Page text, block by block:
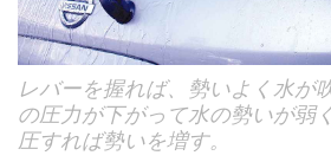
レバーを握れば、勢いよく水が
の圧力が下がって水の勢いが弱
圧すれば勢いを増す。